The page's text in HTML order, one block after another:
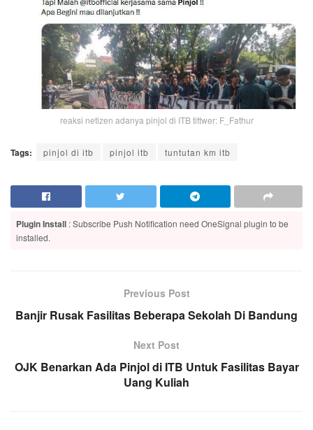
reaksi netizen adanya pinjol di ITB tittwer: F_Fathur
Tags: pinjol di itb pinjol itb tuntutan km itb
Plugin Install : Subscribe Push Notification need OneSignal plugin to be
installed.
Previous Post
Banjir Rusak Fasilitas Beberapa Sekolah Di Bandung
Next Post
OJK Benarkan Ada Pinjol di ITB Untuk Fasilitas Bayar
Uang Kuliah